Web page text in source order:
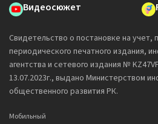
Видеосюжет
Свидетельство о постановке на учет,
периодического печатного издания,
агентства и сетевого издания №
13.07.2023г., выдано Министерством
общественного развития РК.
Мобильный